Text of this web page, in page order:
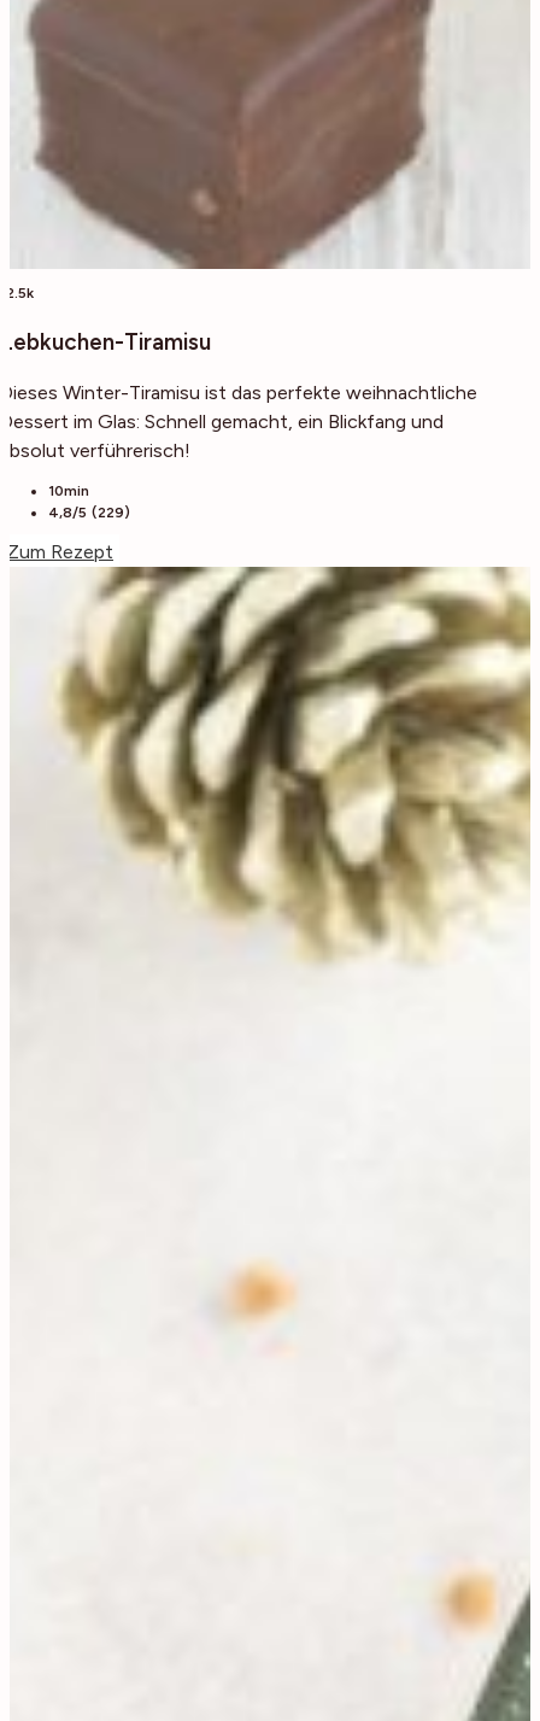
12.5k
Lebkuchen-Tiramisu
Dieses Winter-Tiramisu ist das perfekte weihnachtliche
Dessert im Glas: Schnell gemacht, ein Blickfang und
absolut verführerisch!
10min
4,8/5 (229)
Zum Rezept